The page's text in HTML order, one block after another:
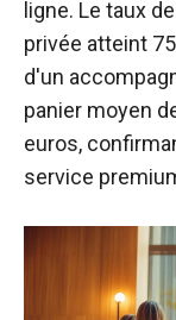
ligne. Le taux
privée atteint
d'un
panier moyen
euros,
service